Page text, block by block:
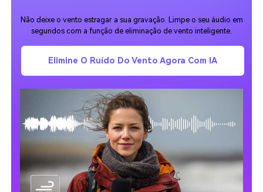
Não deixe o vento estragar a sua gravação. Limpe o seu áudio em
segundos com a função de eliminação de vento inteligente.
Elimine O Ruído Do Vento Agora Com IA